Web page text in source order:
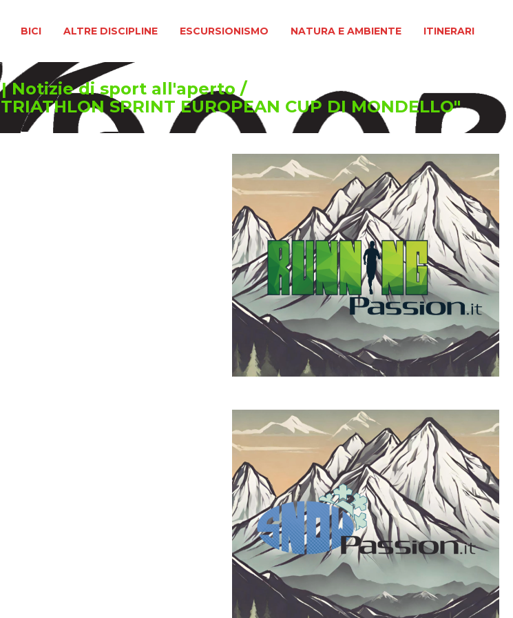
BICI ALTRE DISCIPLINE ESCURSIONISMO NATURA E AMBIENTE ITINERARI
Notizie di sport all'aperto /
SPRINT EUROPEAN CUP DI MONDELLO"